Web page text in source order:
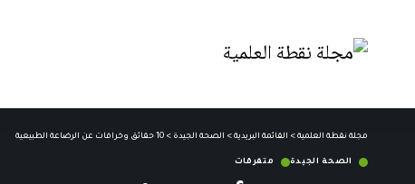
مجلة نقطة العلمية > القائمة البريدية > الصحة الجيدة > 10 حقائق وخرافات عن الرضاعة الطبيعية
الصحة الجيدة متفرقات